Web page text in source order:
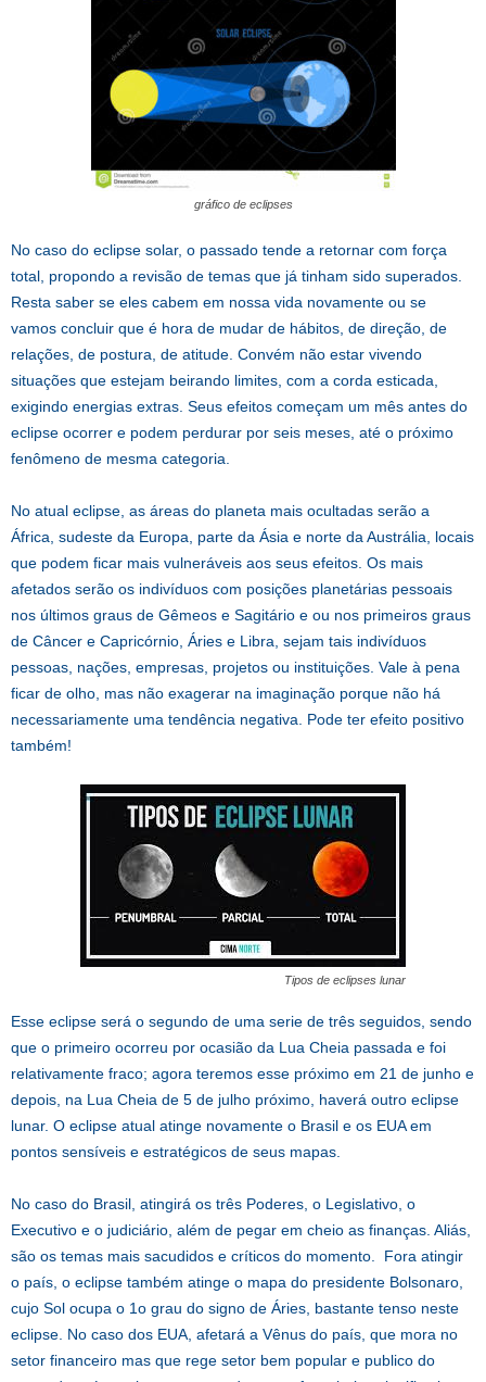
gráfico de eclipses
No caso do eclipse solar, o passado tende a retornar com força
total, propondo a revisão de temas que já tinham sido superados.
Resta saber se eles cabem em nossa vida novamente ou se
vamos concluir que é hora de mudar de hábitos, de direção, de
relações, de postura, de atitude. Convém não estar vivendo
situações que estejam beirando limites, com a corda esticada,
exigindo energias extras. Seus efeitos começam um mês antes do
eclipse ocorrer e podem perdurar por seis meses, até o próximo
fenômeno de mesma categoria.
No atual eclipse, as áreas do planeta mais ocultadas serão a
África, sudeste da Europa, parte da Ásia e norte da Austrália, locais
que podem ficar mais vulneráveis aos seus efeitos. Os mais
afetados serão os indivíduos com posições planetárias pessoais
nos últimos graus de Gêmeos e Sagitário e ou nos primeiros graus
de Câncer e Capricórnio, Áries e Libra, sejam tais indivíduos
pessoas, nações, empresas, projetos ou instituições. Vale à pena
ficar de olho, mas não exagerar na imaginação porque não há
necessariamente uma tendência negativa. Pode ter efeito positivo
também!
Tipos de eclipses lunar
Esse eclipse será o segundo de uma serie de três seguidos, sendo
que o primeiro ocorreu por ocasião da Lua Cheia passada e foi
relativamente fraco; agora teremos esse próximo em 21 de junho e
depois, na Lua Cheia de 5 de julho próximo, haverá outro eclipse
lunar. O eclipse atual atinge novamente o Brasil e os EUA em
pontos sensíveis e estratégicos de seus mapas.
No caso do Brasil, atingirá os três Poderes, o Legislativo, o
Executivo e o judiciário, além de pegar em cheio as finanças. Aliás,
são os temas mais sacudidos e críticos do momento. Fora atingir
o país, o eclipse também atinge o mapa do presidente Bolsonaro,
cujo Sol ocupa o 1o grau do signo de Áries, bastante tenso neste
eclipse. No caso dos EUA, afetará a Vênus do país, que mora no
setor financeiro mas que rege setor bem popular e publico do